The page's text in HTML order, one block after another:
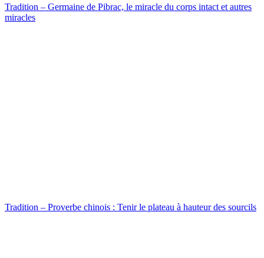
Tradition – Germaine de Pibrac, le miracle du corps intact et autres
miracles
Tradition – Proverbe chinois : Tenir le plateau à hauteur des sourcils